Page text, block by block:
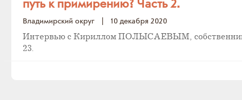
путь к примирению? Часть 2.
Владимирский округ
10 декабря 2020
Интервью с Кириллом ПОЛЫСАЕВЫМ,
23.